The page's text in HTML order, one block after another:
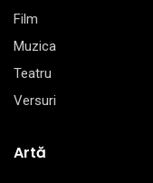
Film
Muzica
Teatru
Versuri
Artă